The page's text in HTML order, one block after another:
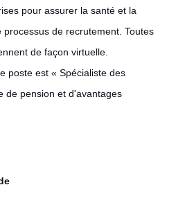
pour assurer la santé et la
processus de recrutement. Toutes
de façon virtuelle.
poste est « Spécialiste des
de pension et d'avantages